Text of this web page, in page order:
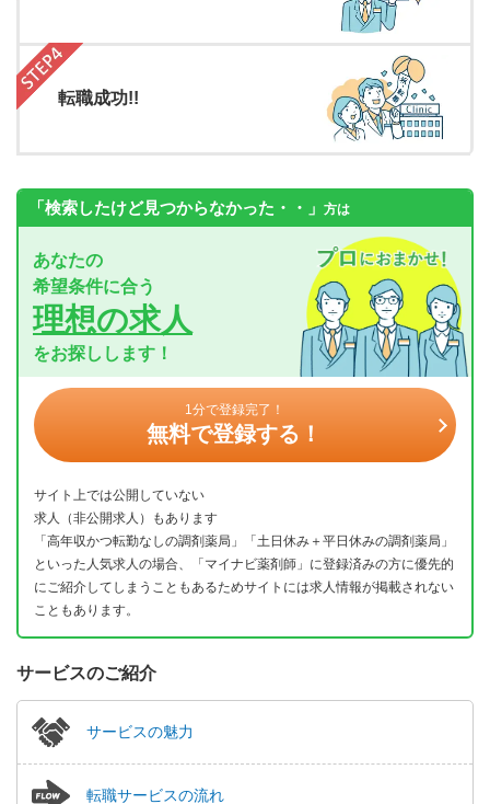
転職成功!!
「検索したけど見つからなかった・・」 方は
あなたの
希望条件に合う
理想の求人
をお探しします！
1分で登録完了！
無料で登録する！
サイト上では公開していない
求人（非公開求人）もあります
「高年収かつ転勤なしの調剤薬局」「土日休み＋平日休みの調剤薬局」
といった人気求人の場合、「マイナビ薬剤師」に登録済みの方に優先的
にご紹介してしまうこともあるためサイトには求人情報が掲載されない
こともあります。
サービスのご紹介
サービスの魅力
転職サービスの流れ